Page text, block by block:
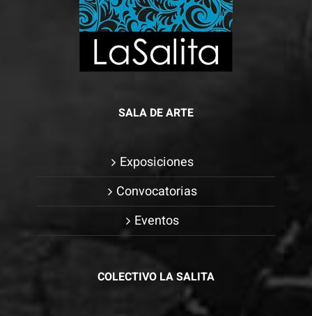
SALA DE ARTE
Exposiciones
Convocatorias
Eventos
COLECTIVO LA SALITA